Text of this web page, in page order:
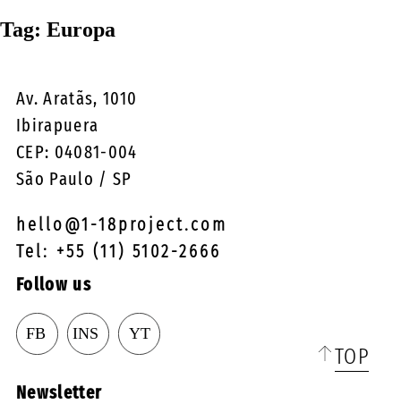
Tag: Europa
Av. Aratãs, 1010
Ibirapuera
CEP: 04081-004
São Paulo / SP
hello@1-18project.com
Tel: +55 (11) 5102-2666
Follow us
Newsletter
TOP